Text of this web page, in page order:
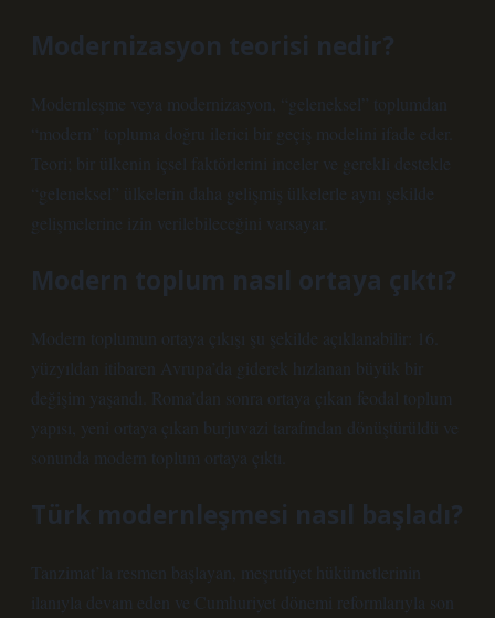
Modernizasyon teorisi nedir?
Modernleşme veya modernizasyon, “geleneksel” toplumdan
“modern” topluma doğru ilerici bir geçiş modelini ifade eder.
Teori; bir ülkenin içsel faktörlerini inceler ve gerekli destekle
“geleneksel” ülkelerin daha gelişmiş ülkelerle aynı şekilde
gelişmelerine izin verilebileceğini varsayar.
Modern toplum nasıl ortaya çıktı?
Modern toplumun ortaya çıkışı şu şekilde açıklanabilir: 16.
yüzyıldan itibaren Avrupa’da giderek hızlanan büyük bir
değişim yaşandı. Roma’dan sonra ortaya çıkan feodal toplum
yapısı, yeni ortaya çıkan burjuvazi tarafından dönüştürüldü ve
sonunda modern toplum ortaya çıktı.
Türk modernleşmesi nasıl başladı?
Tanzimat’la resmen başlayan, meşrutiyet hükümetlerinin
ilanıyla devam eden ve Cumhuriyet dönemi reformlarıyla son